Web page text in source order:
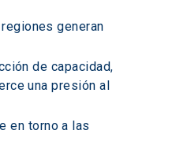
generan
de capacidad,
una presión al
en torno a las